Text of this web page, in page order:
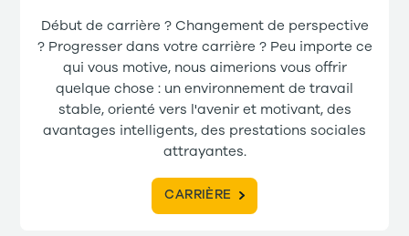
Début de carrière ? Changement de perspective
? Progresser dans votre carrière ? Peu importe ce
qui vous motive, nous aimerions vous offrir
quelque chose : un environnement de travail
stable, orienté vers l'avenir et motivant, des
avantages intelligents, des prestations sociales
attrayantes.
CARRIÈRE